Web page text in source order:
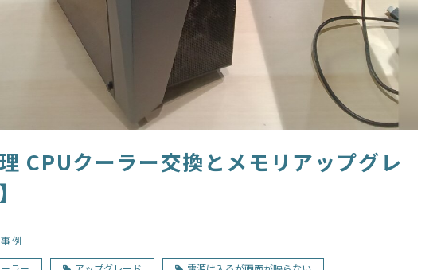
CPUクーラー交換とメモリアップグレ
例